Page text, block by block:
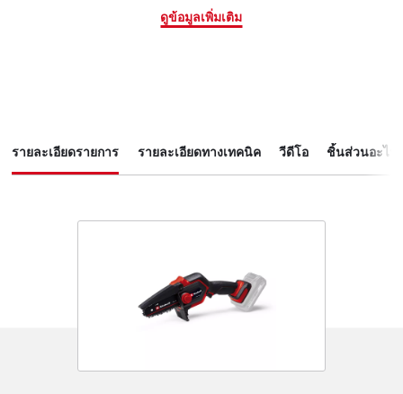
ดูข้อมูลเพิ่มเติม
รายละเอียดรายการ รายละเอียดทางเทคนิค วีดีโอ ชิ้นส่วนอะไห